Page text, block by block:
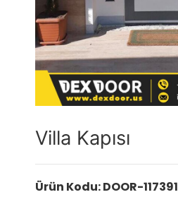
Villa Kapısı
Ürün Kodu: DOOR-117391